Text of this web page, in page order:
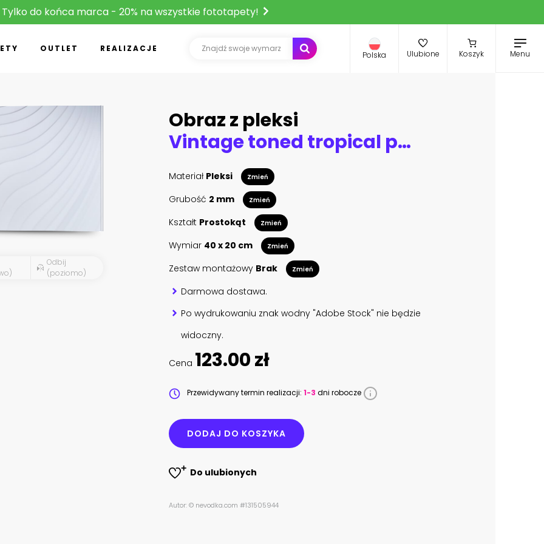
Tylko do końca marca - 20% na wszystkie fototapety!
OUTLET REALIZACJE
Polska Ulubione Koszyk Menu
Odbij
(poziomo)
Obraz z pleksi
Vintage toned tropical palm trees at summer, view from ground up to the sky
Materiał Pleksi Zmień
Grubość 2 mm Zmień
Kształt Prostokąt Zmień
Wymiar 40 x 20 cm Zmień
Zestaw montażowy Brak Zmień
Darmowa dostawa.
Po wydrukowaniu znak wodny "Adobe Stock" nie będzie
widoczny.
Cena 123.00 zł
Przewidywany termin realizacji: 1-3 dni robocze
DODAJ DO KOSZYKA
Do ulubionych
Autor: © nevodka.com #131505944